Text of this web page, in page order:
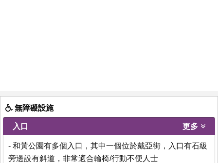
無障礙設施
入口 更多
- 和黃公園有多個入口，其中一個位於戴亞街，入口有石級
旁邊設有斜道，非常適合輪椅/行動不便人士